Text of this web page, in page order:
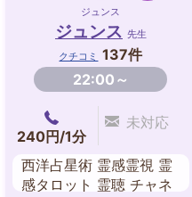
ジュンス
ジュンス 先生
クチコミ
137件
22:00～
240円/1分
未対応
西洋占星術 霊感霊視 霊
感タロット 霊聴 チャネ